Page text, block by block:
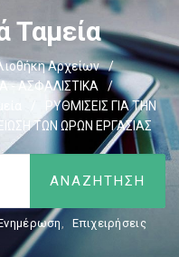
Ταμεία
Αρχείων
/
- ΑΣΦΑΛΙΣΤΙΚΑ
/
ΡΥΘΜΙΣΕΙΣ ΓΙΑ ΤΗΝ
ΤΩΝ ΩΡΩΝ ΕΡΓΑΣΙΑΣ
, Επιχειρήσεις